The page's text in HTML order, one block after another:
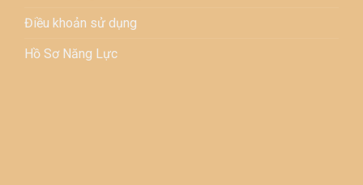
Điều khoản sử dụng
Hồ Sơ Năng Lực